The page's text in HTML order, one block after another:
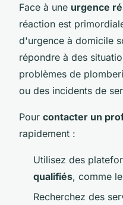
Face à une urgence
réaction est
d'urgence à domicile
répondre à des
problèmes de
ou des incidents de
Pour contacter un
rapidement :
Utilisez des
qualifiés, comme
Recherchez des